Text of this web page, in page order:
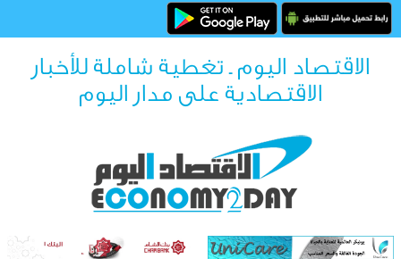
الاقتصاد اليوم ـ تغطية شاملة للأخبار
الاقتصادية على مدار اليوم